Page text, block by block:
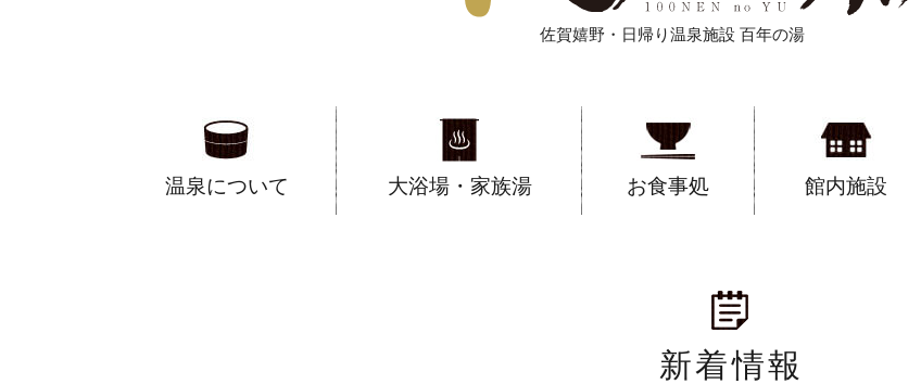
佐賀嬉野・日帰り温泉施設 百年の湯
温泉について 大浴場・家族湯 お食事処 館内施設
新着情報